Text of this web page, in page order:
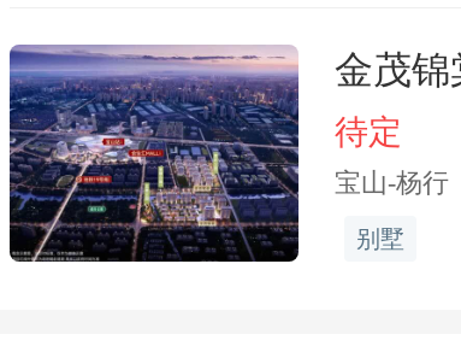
顷，容积率2.65），
（0.26公顷）。
新增的约2600平方米
金茂锦
待定
宝山-杨行
别墅